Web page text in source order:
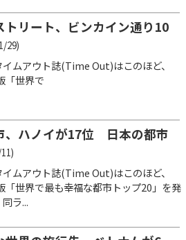
リート、ビンカイン通り10
29)
ムアウト誌(Time Out)はこのほど、
「世界で
、ハノイが17位 日本の都市
ムアウト誌(Time Out)はこのほど、
「世界で最も幸福な都市トップ20」を発
ラ...